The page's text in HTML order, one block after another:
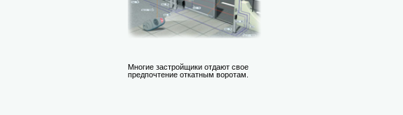
Многие застройщики отдают свое
предпочтение откатным воротам.